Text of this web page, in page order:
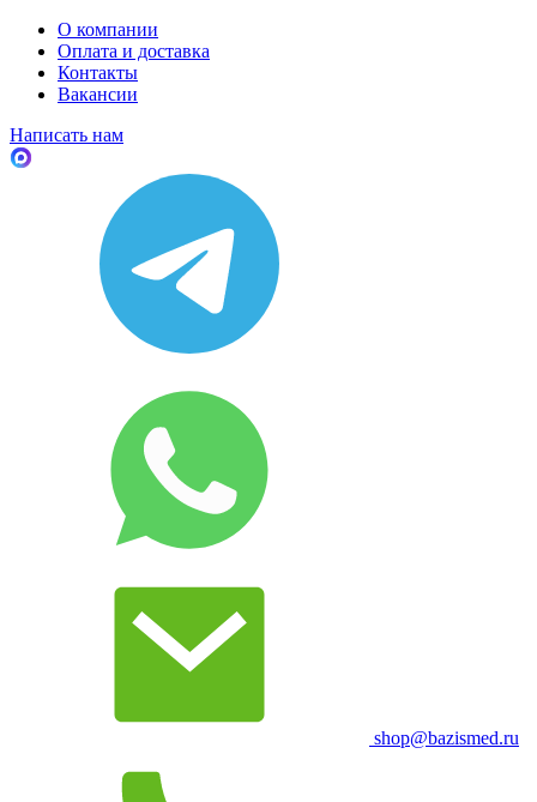
О компании
Оплата и доставка
Контакты
Вакансии
Написать нам
shop@bazismed.ru